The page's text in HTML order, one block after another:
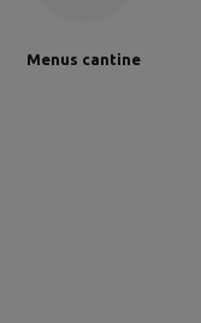
Menus cantine